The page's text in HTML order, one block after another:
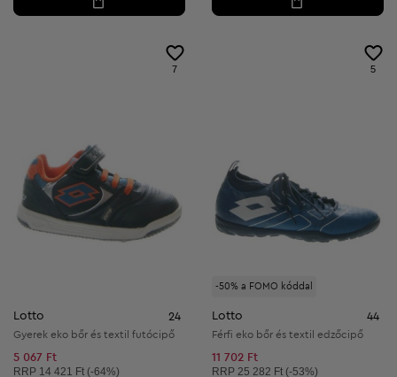
7
Lotto 24
Gyerek eko bőr és textil futócipő
5 067 Ft
Ajánlott ár:
RRP 14 421 Ft (-64%)
-50% a FOMO kóddal
5
Lotto 44
Férfi eko bőr és textil edzőcipő
11 702 Ft
Ajánlott ár:
RRP 25 282 Ft (-53%)